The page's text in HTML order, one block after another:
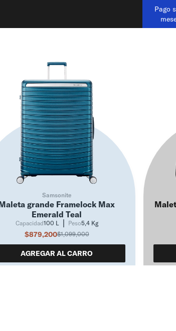
Pago
Samsonite
grande Framelock Max
Emerald Teal
Capacidad100 L Peso5,4 Kg
$879,200$1,099,000
AGREGAR AL CARRO